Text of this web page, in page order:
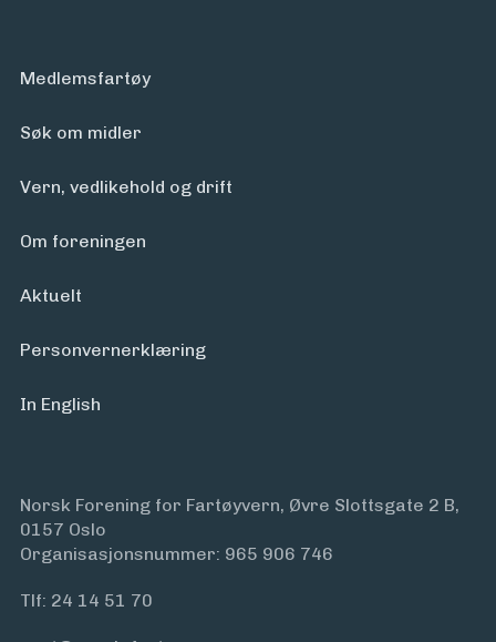
Medlemsfartøy
Søk om midler
Vern, vedlikehold og drift
Om foreningen
Aktuelt
Personvern­erklæring
In English
Norsk Forening for Fartøyvern, Øvre Slottsgate 2 B,
0157 Oslo
Organisasjonsnummer: 965 906 746
Tlf: 24 14 51 70